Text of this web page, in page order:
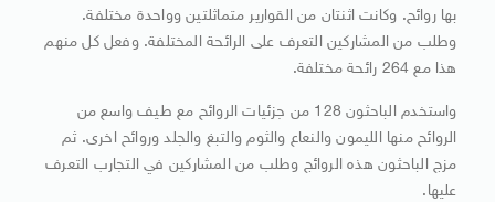
بها روائح. وكانت اثنتان من القوارير متماثلتين وواحدة مختلفة.
وطلب من المشاركين التعرف على الرائحة المختلفة. وفعل كل منهم
هذا مع 264 رائحة مختلفة.
واستخدم الباحثون 128 من جزئيات الروائح مع طيف واسع من
الروائح منها الليمون والنعاع والثوم والتبغ والجلد وروائح اخرى. ثم
مزج الباحثون هذه الروائج وطلب من المشاركين في التجارب التعرف
عليها.